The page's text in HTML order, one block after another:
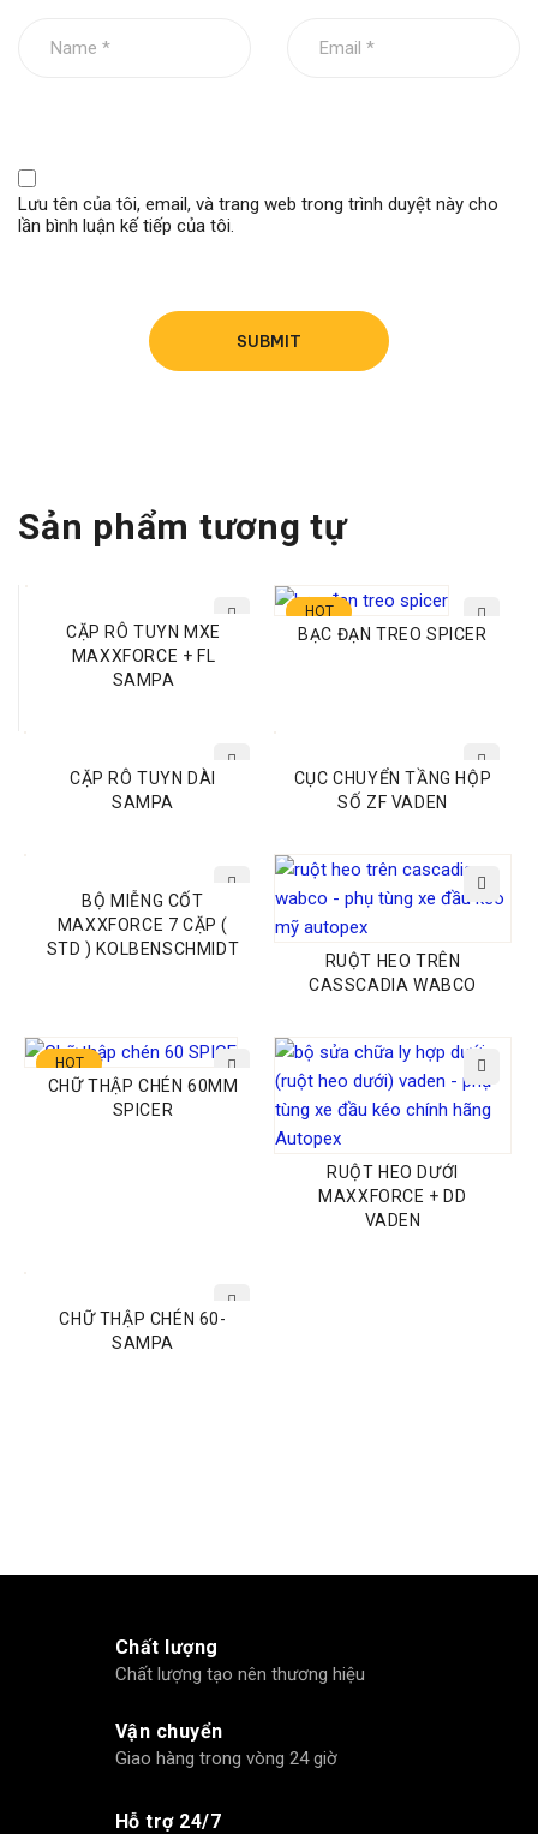
Lưu tên của tôi, email, và trang web trong trình duyệt này cho
lần bình luận kế tiếp của tôi.
Sản phẩm tương tự
CẶP RÔ TUYN MXE
MAXXFORCE + FL
SAMPA
HOT
BẠC ĐẠN TREO SPICER
CẶP RÔ TUYN DÀI
SAMPA
CỤC CHUYỂN TẦNG HỘP
SỐ ZF VADEN
BỘ MIỄNG CỐT
MAXXFORCE 7 CẶP (
STD ) KOLBENSCHMIDT
RUỘT HEO TRÊN
CASSCADIA WABCO
HOT
CHỮ THẬP CHÉN 60MM
SPICER
RUỘT HEO DƯỚI
MAXXFORCE + DD
VADEN
CHỮ THẬP CHÉN 60-
SAMPA
Chất lượng
Chất lượng tạo nên thương hiệu
Vận chuyển
Giao hàng trong vòng 24 giờ
Hỗ trợ 24/7